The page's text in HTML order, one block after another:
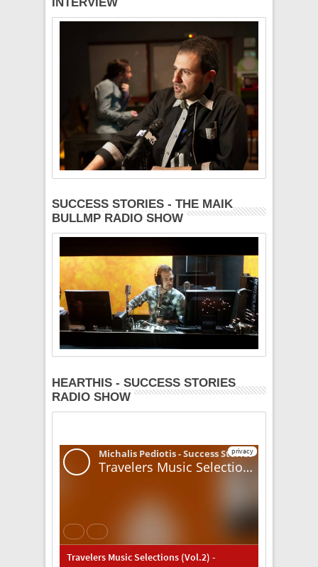
SUCCESS STORIES - THE MAIK
BULLMP RADIO SHOW
HEARTHIS - SUCCESS STORIES
RADIO SHOW